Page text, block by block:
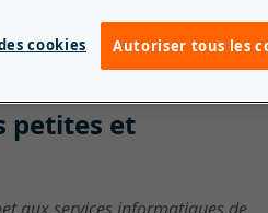
quel appareil.
petites et
Autoriser tous les
cookies